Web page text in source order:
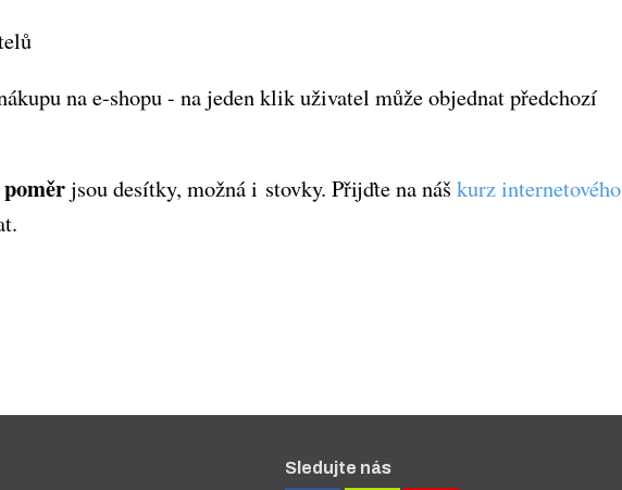
na e-shopu - na jeden klik uživatel může objednat předchozí
jsou desítky, možná i stovky. Přijďte na náškurz internetového
Sledujte nás